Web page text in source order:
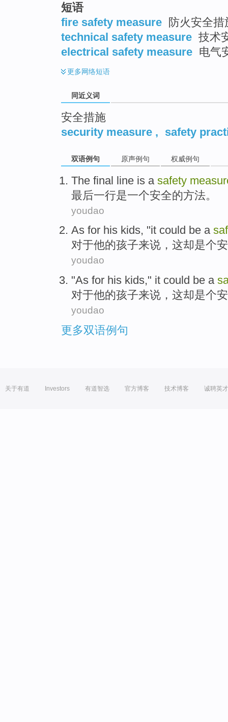
短语
fire safety measure
防火安全
technical safety measure 技术
electrical safety measure 电气
更多网络短语
同近义词
安全措施
security measure , safety
双语例句 原声例句 权威例句
The final line is a safety
最后一行是一个安全的方法。
youdao
As for his kids, "it could be a
对于他的孩子来说 ， 这却是个
youdao
"As for his kids," it could be a
对于他的孩子来说 ， 这却是个
youdao
更多双语例句
关于有道 Investors 有道智选 官方博客 技术博客 诚聘英才